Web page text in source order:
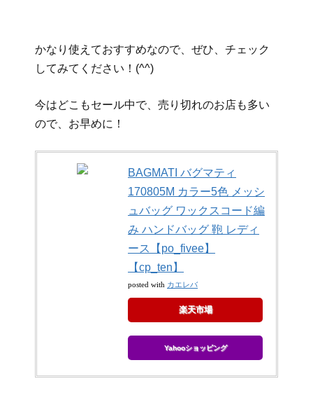
かなり使えておすすめなので、ぜひ、チェック
してみてください！(^^)
今はどこもセール中で、売り切れのお店も多い
ので、お早めに！
BAGMATI バグマティ
170805M カラー5色 メッシ
ュバッグ ワックスコード編
み ハンドバッグ 鞄 レディ
ース【po_fivee】
【cp_ten】
posted with カエレバ
楽天市場
Yahooショッピング